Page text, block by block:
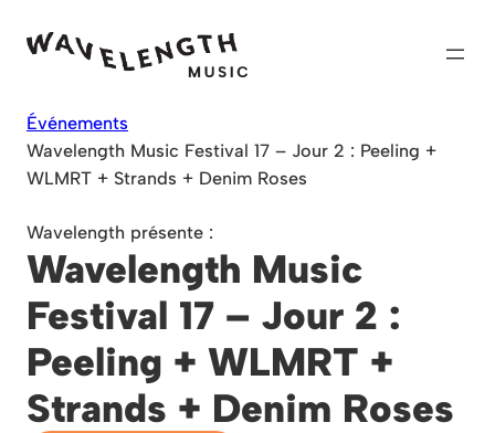
Événements
Wavelength Music Festival 17 – Jour 2 : Peeling +
WLMRT + Strands + Denim Roses
Wavelength présente :
Wavelength Music
Festival 17 – Jour 2 :
Peeling + WLMRT +
Strands + Denim Roses